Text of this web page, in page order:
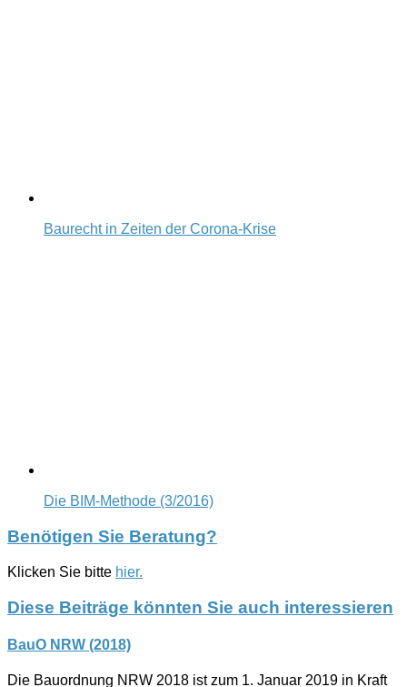
Baurecht in Zeiten der Corona-Krise
Die BIM-Methode (3/2016)
Benötigen Sie Beratung?
Klicken Sie bitte hier.
Diese Beiträge könnten Sie auch interessieren
BauO NRW (2018)
Die Bauordnung NRW 2018 ist zum 1. Januar 2019 in Kraft